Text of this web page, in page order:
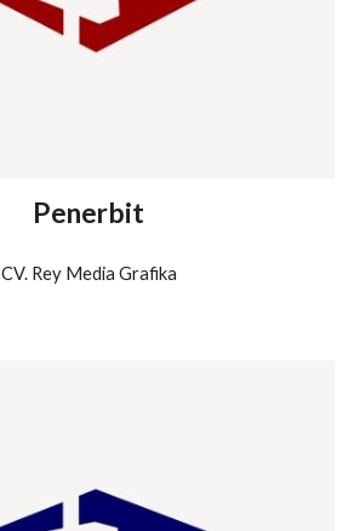
Penerbit
CV. Rey Media Grafika